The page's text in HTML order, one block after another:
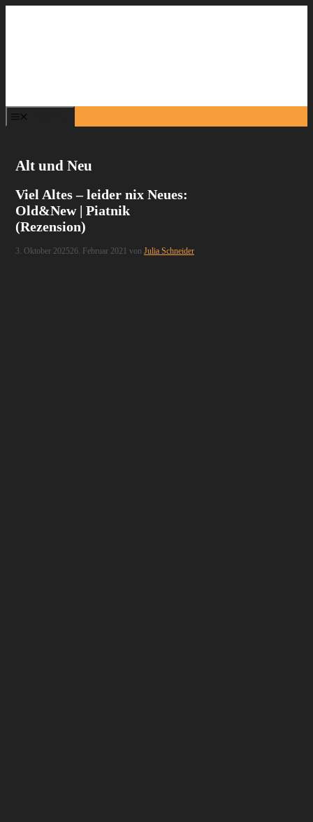
Alt und Neu
Viel Altes – leider nix Neues:
Old&New | Piatnik
(Rezension)
3. Oktober 202526. Februar 2021 vonJulia Schneider